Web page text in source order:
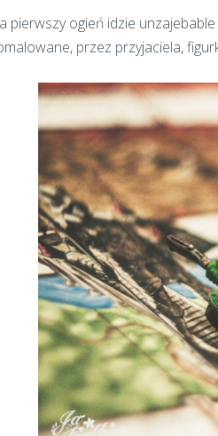
pierwszy ogień idzie
przez przyjaciela,